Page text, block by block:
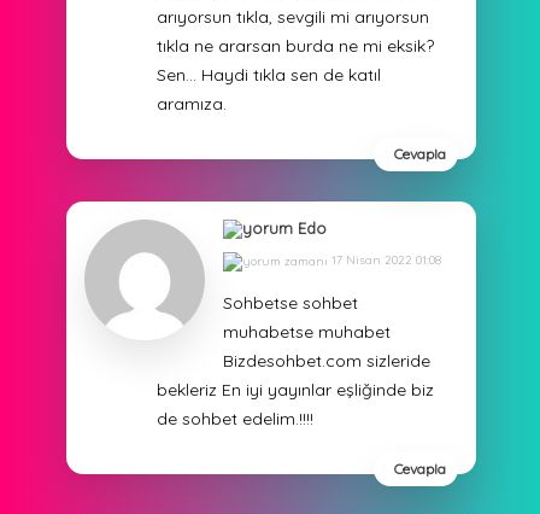
arıyorsun tıkla, sevgili mi arıyorsun
tıkla ne ararsan burda ne mi eksik?
Sen… Haydi tıkla sen de katıl
aramıza.
Cevapla
Edo
17 Nisan 2022 01:08
Sohbetse sohbet
muhabetse muhabet
Bizdesohbet.com sizleride
bekleriz En iyi yayınlar eşliğinde biz
de sohbet edelim.!!!!
Cevapla